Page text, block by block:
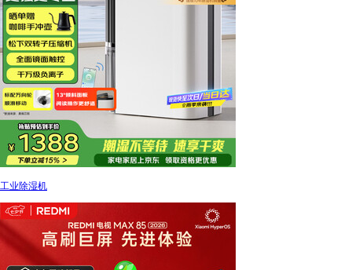
工业除湿机